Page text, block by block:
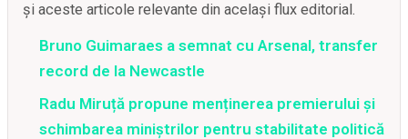
și aceste articole relevante din același flux editorial.
Bruno Guimaraes a semnat cu Arsenal, transfer
record de la Newcastle
Radu Miruță propune menținerea premierului și
schimbarea miniștrilor pentru stabilitate politică